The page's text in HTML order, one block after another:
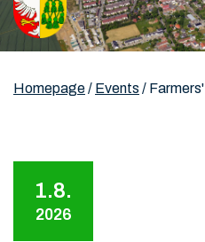
Homepage/ Events /
1.8.
2026